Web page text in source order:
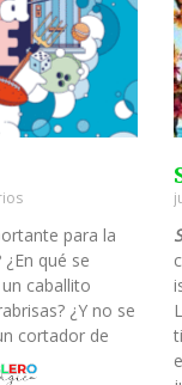
para la
qué se
caballito
¿Y no se
cortador de